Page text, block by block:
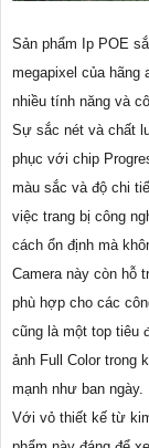
Sản phẩm Ip POE
megapixel của
nhiều tính năng và
Sự sắc nét và chất
phục với chip
màu sắc và độ chi
việc trang bị công
cách ổn định mà
Camera này còn hỗ
phù hợp cho các
cũng là một top tiêu
ảnh Full Color trong
mạnh như ban ngày.
Với vỏ thiết kế từ